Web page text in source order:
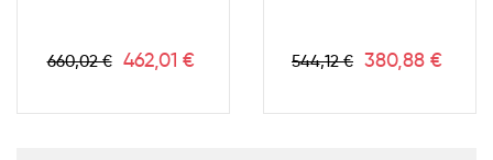
Prix
660,02 € Prix
462,01 € Prix
544,12 € Prix
380,88 €